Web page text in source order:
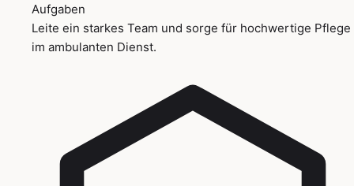
Aufgaben
Leite ein starkes Team und sorge für hochwertige Pflege
im ambulanten Dienst.